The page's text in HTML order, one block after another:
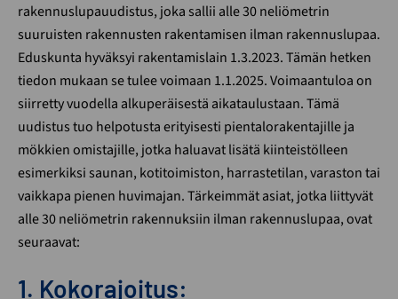
rakennuslupauudistus, joka sallii alle 30 neliömetrin
suuruisten rakennusten rakentamisen ilman rakennuslupaa.
Eduskunta hyväksyi rakentamislain 1.3.2023. Tämän hetken
tiedon mukaan se tulee voimaan 1.1.2025. Voimaantuloa on
siirretty vuodella alkuperäisestä aikataulustaan. Tämä
uudistus tuo helpotusta erityisesti pientalorakentajille ja
mökkien omistajille, jotka haluavat lisätä kiinteistölleen
esimerkiksi saunan, kotitoimiston, harrastetilan, varaston tai
vaikkapa pienen huvimajan. Tärkeimmät asiat, jotka liittyvät
alle 30 neliömetrin rakennuksiin ilman rakennuslupaa, ovat
seuraavat:
1. Kokorajoitus: